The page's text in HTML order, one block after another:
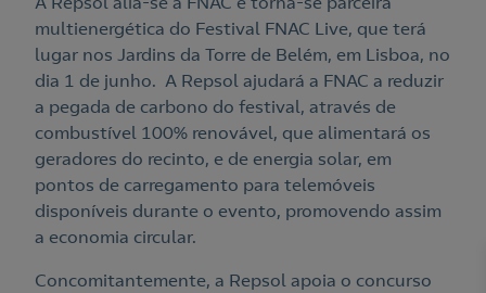
multienergética do Festival FNAC Live, que terá
lugar nos Jardins da Torre de Belém, em Lisboa, no
dia 1 de junho. A Repsol ajudará a FNAC a reduzir
a pegada de carbono do festival, através de
combustível 100% renovável, que alimentará os
geradores do recinto, e de energia solar, em
pontos de carregamento para telemóveis
disponíveis durante o evento, promovendo assim
a economia circular.
Concomitantemente, a Repsol apoia o concurso